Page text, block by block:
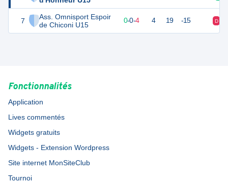
7
Ass. Omnisport Espoir
de Chiconi U15
0 4 0-0-4 4 19 -15 D
Fonctionnalités
Application
Lives commentés
Widgets gratuits
Widgets - Extension Wordpress
Site internet MonSiteClub
Tournoi